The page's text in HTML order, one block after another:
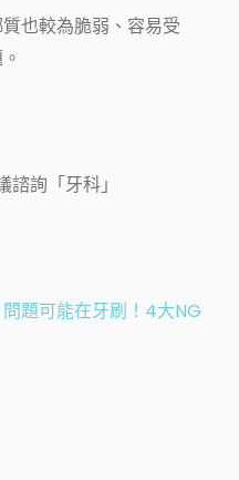
也較為脆弱、容易受
詢「牙科」
題可能在牙刷！4大NG